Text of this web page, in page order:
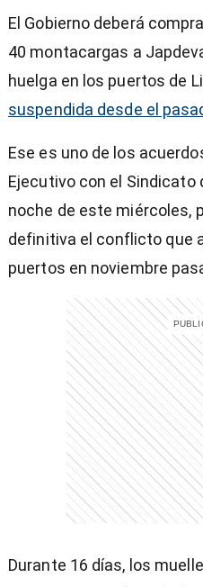
El Gobierno deberá
40 montacargas a
huelga en los puertos de
suspendida desde el
Ese es uno de los
Ejecutivo con el Sindicato
noche de este miércoles,
definitiva el conflicto que
puertos en noviembre
Durante 16 días, los